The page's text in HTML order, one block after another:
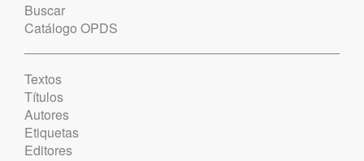
Buscar
Catálogo OPDS
Textos
Títulos
Autores
Etiquetas
Editores